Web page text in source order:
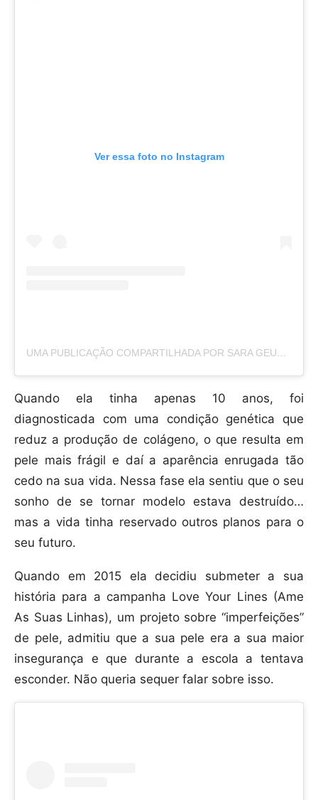
Ver essa foto no Instagram
UMA PUBLICAÇÃO COMPARTILHADA POR SARA GEURTS (@SARAGEURTS)
Quando ela tinha apenas 10 anos, foi
diagnosticada com uma condição genética que
reduz a produção de colágeno, o que resulta em
pele mais frágil e daí a aparência enrugada tão
cedo na sua vida. Nessa fase ela sentiu que o seu
sonho de se tornar modelo estava destruído…
mas a vida tinha reservado outros planos para o
seu futuro.
Quando em 2015 ela decidiu submeter a sua
história para a campanha Love Your Lines (Ame
As Suas Linhas), um projeto sobre “imperfeições”
de pele, admitiu que a sua pele era a sua maior
insegurança e que durante a escola a tentava
esconder. Não queria sequer falar sobre isso.